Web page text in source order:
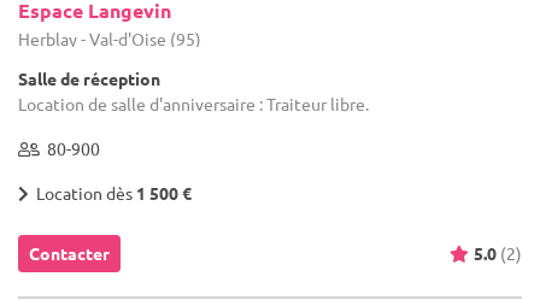
Espace Langevin
Herblay - Val-d'Oise (95)
Salle de réception
Location de salle d'anniversaire : Traiteur libre.
80-900
Location dès 1 500 €
Contacter 5.0 (2)